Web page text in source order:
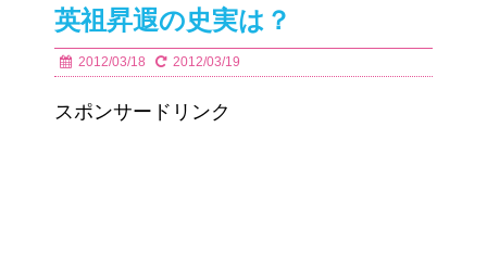
英祖昇遐の史実は？
2012/03/18 2012/03/19
スポンサードリンク